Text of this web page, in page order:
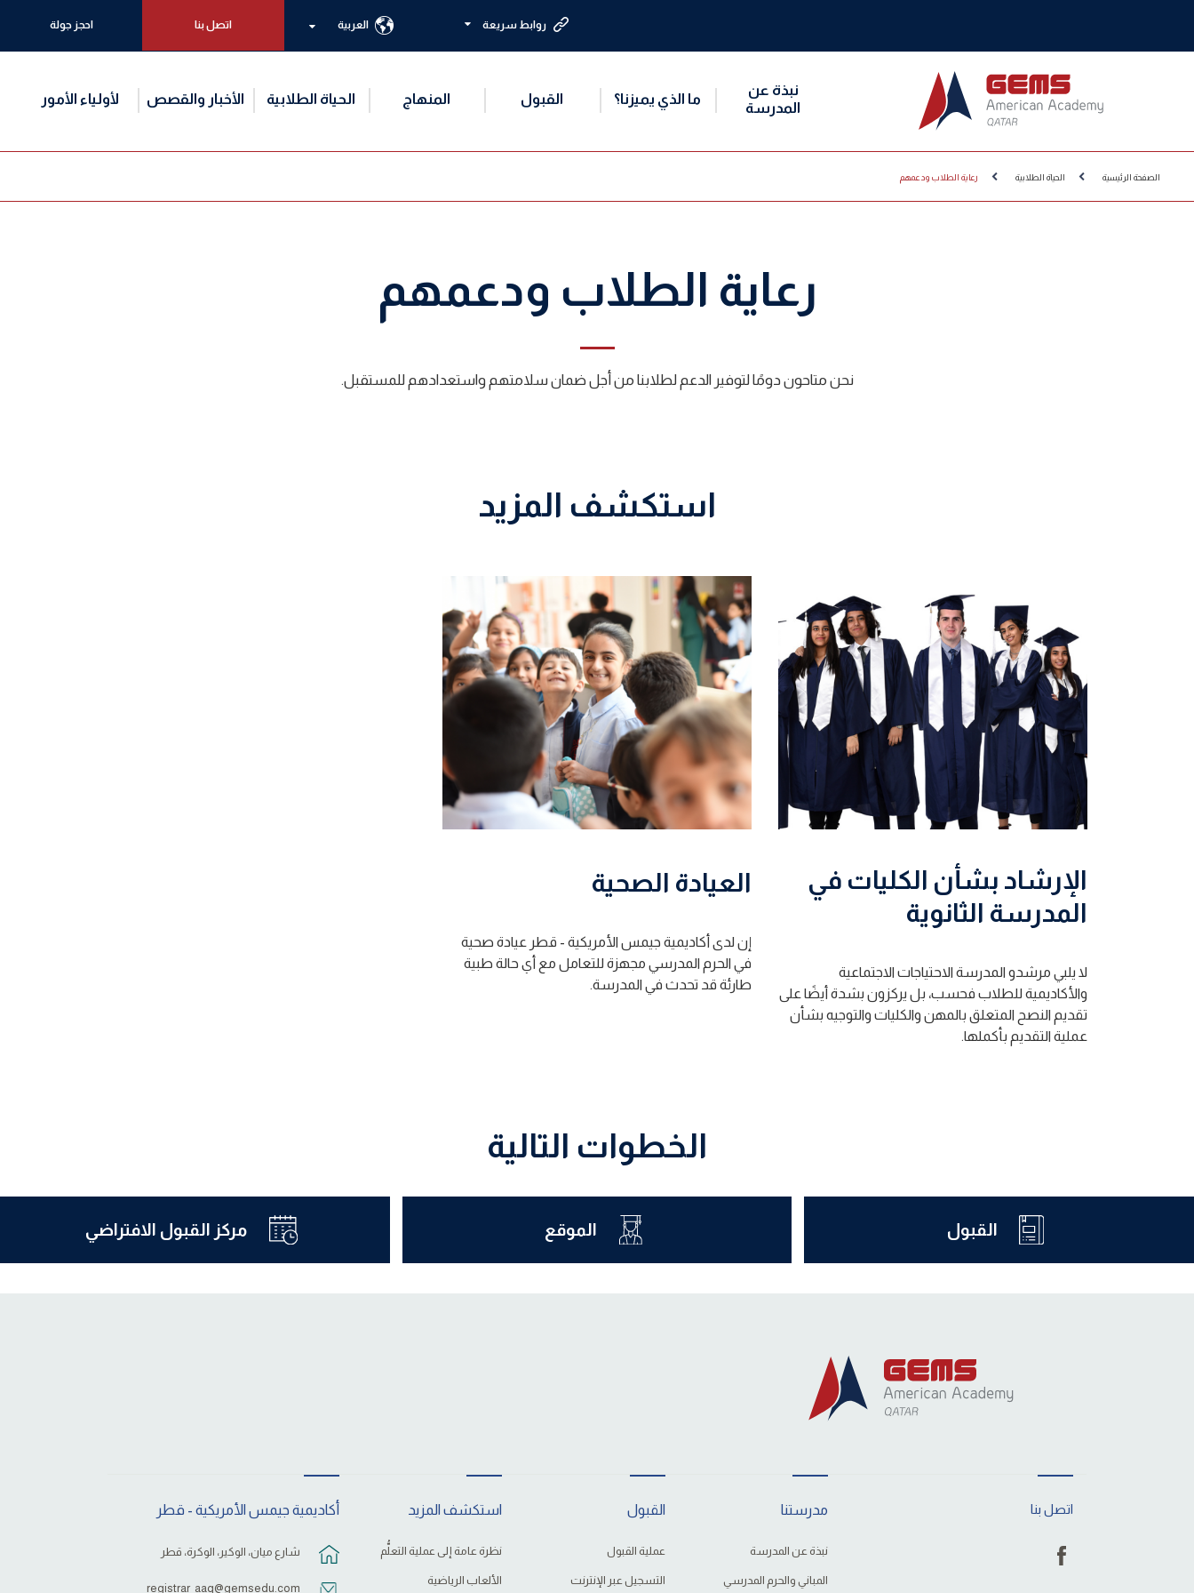
روابط سريعة العربية اتصل بنا احجز جولة
نبذة عن
المدرسة
ما الذي يميزنا؟ القبول المنهاج الحياة الطلابية الأخبار والقصص لأولياء الأمور
الصفحة الرئيسية الحياة الطلابية رعاية الطلاب ودعمهم
رعاية الطلاب ودعمهم
نحن متاحون دومًا لتوفير الدعم لطلابنا من أجل ضمان سلامتهم واستعدادهم للمستقبل.
استكشف المزيد
الإرشاد بشأن الكليات في
المدرسة الثانوية
لا يلبي مرشدو المدرسة الاحتياجات الاجتماعية
والأكاديمية للطلاب فحسب، بل يركزون بشدة أيضًا على
تقديم النصح المتعلق بالمهن والكليات والتوجيه بشأن
عملية التقديم بأكملها.
العيادة الصحية
إن لدى أكاديمية جيمس الأمريكية - قطر عيادة صحية
في الحرم المدرسي مجهزة للتعامل مع أي حالة طبية
طارئة قد تحدث في المدرسة.
الخطوات التالية
القبول الموقع مركز القبول الافتراضي
اتصل بنا مدرستنا
نبذة عن المدرسة
المباني والحرم المدرسي
القبول
عملية القبول
التسجيل عبر الإنترنت
استكشف المزيد
نظرة عامة إلى عملية التعلُّم
الألعاب الرياضية
أكاديمية جيمس الأمريكية - قطر
شارع ميان، الوكير، الوكرة، قطر
registrar_aaq@gemsedu.com